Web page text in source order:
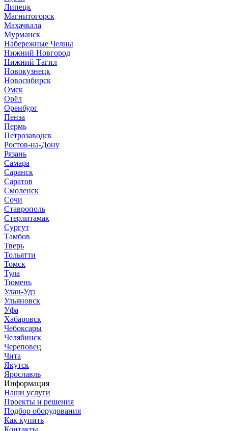
Липецк
Магнитогорск
Махачкала
Мурманск
Набережные Челны
Нижний Новгород
Нижний Тагил
Новокузнецк
Новосибирск
Омск
Орёл
Оренбург
Пенза
Пермь
Петрозаводск
Ростов-на-Дону
Рязань
Самара
Саранск
Саратов
Смоленск
Сочи
Ставрополь
Стерлитамак
Сургут
Тамбов
Тверь
Тольятти
Томск
Тула
Тюмень
Улан-Удэ
Ульяновск
Уфа
Хабаровск
Чебоксары
Челябинск
Череповец
Чита
Якутск
Ярославль
Информация
Наши услуги
Проекты и решения
Подбор оборудования
Как купить
Контакты